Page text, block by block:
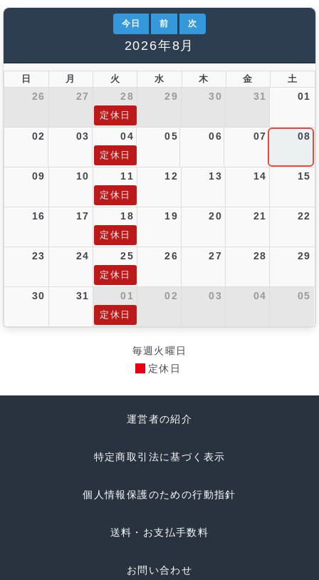
今日 前 次
2026年8月
日 月 火 水 木 金 土
26 27 28 29 30 31 01
定休日
02 03 04 05 06 07 08
定休日
09 10 11 12 13 14 15
定休日
16 17 18 19 20 21 22
定休日
23 24 25 26 27 28 29
定休日
30 31 01 02 03 04 05
定休日
毎週火曜日
定休日
運営者の紹介
特定商取引法に基づく表示
個人情報保護のための行動指針
送料・お支払手数料
お問い合わせ